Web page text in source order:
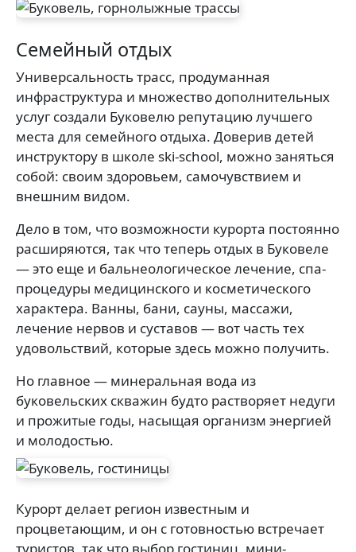
Семейный отдых
Универсальность трасс, продуманная
инфраструктура и множество дополнительных
услуг создали Буковелю репутацию лучшего
места для семейного отдыха. Доверив детей
инструктору в школе ski-school, можно заняться
собой: своим здоровьем, самочувствием и
внешним видом.
Дело в том, что возможности курорта постоянно
расширяются, так что теперь отдых в Буковеле
— это еще и бальнеологическое лечение, спа-
процедуры медицинского и косметического
характера. Ванны, бани, сауны, массажи,
лечение нервов и суставов — вот часть тех
удовольствий, которые здесь можно получить.
Но главное — минеральная вода из
буковельских скважин будто растворяет недуги
и прожитые годы, насыщая организм энергией
и молодостью.
Курорт делает регион известным и
процветающим, и он с готовностью встречает